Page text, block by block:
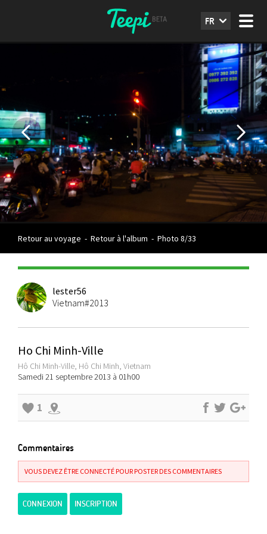
FR
Retour au voyage - Retour à l'album - Photo 8/33
lester56
Vietnam#2013
Ho Chi Minh-Ville
Hô Chi Minh-Ville, Hô Chi Minh, Vietnam
Samedi 21 septembre 2013 à 01h00
1
Commentaires
VOUS DEVEZ ÊTRE CONNECTÉ POUR POSTER DES COMMENTAIRES
CONNEXION INSCRIPTION